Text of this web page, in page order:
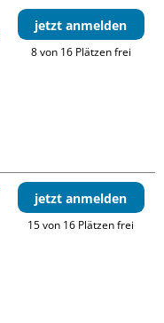
jetzt anmelden
8 von 16 Plätzen frei
jetzt anmelden
15 von 16 Plätzen frei